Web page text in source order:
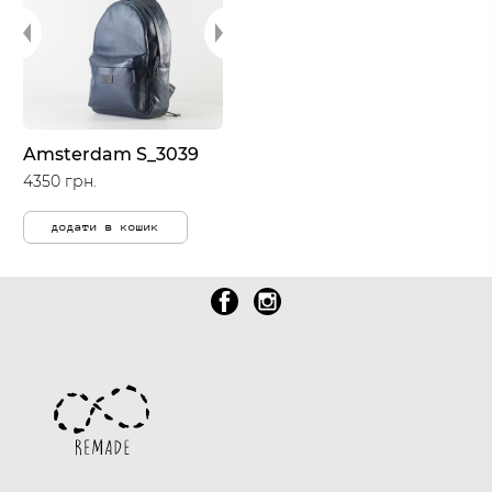
Amsterdam S_3039
4350 грн.
додати в кошик